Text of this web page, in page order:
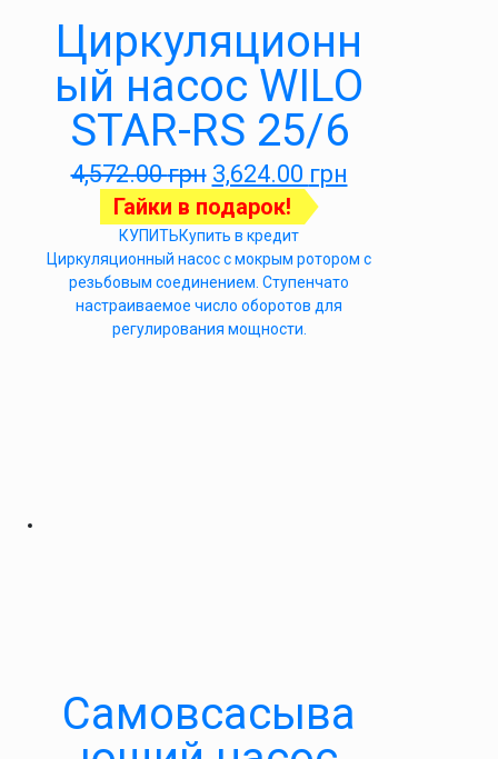
Циркуляционн
ый насос WILO
STAR-RS 25/6
4,572.00грн 3,624.00 грн
Гайки в подарок!
КУПИТЬКупить в кредит
Циркуляционный насос с мокрым ротором с
резьбовым соединением. Ступенчато
настраиваемое число оборотов для
регулирования мощности.
Самовсасыва